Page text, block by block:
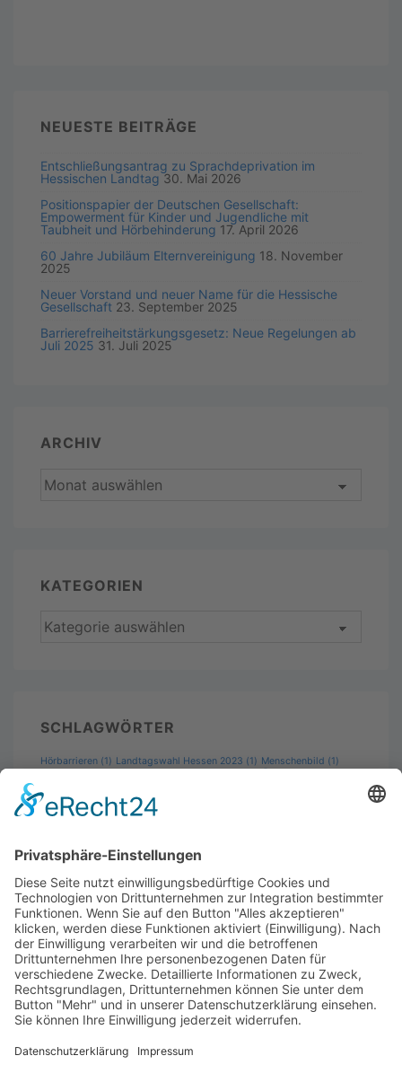
NEUESTE BEITRÄGE
Entschließungsantrag zu Sprachdeprivation im
Hessischen Landtag 30. Mai 2026
Positionspapier der Deutschen Gesellschaft:
Empowerment für Kinder und Jugendliche mit
Taubheit und Hörbehinderung 17. April 2026
60 Jahre Jubiläum Elternvereinigung 18. November
2025
Neuer Vorstand und neuer Name für die Hessische
Gesellschaft 23. September 2025
Barrierefreiheitstärkungsgesetz: Neue Regelungen ab
Juli 2025 31. Juli 2025
ARCHIV
KATEGORIEN
SCHLAGWÖRTER
Hörbarrieren (1) Landtagswahl Hessen 2023 (1) Menschenbild (1)
Wahlprüfsteine
(2)
SUCHE
Datenschutzerklärung Impressum